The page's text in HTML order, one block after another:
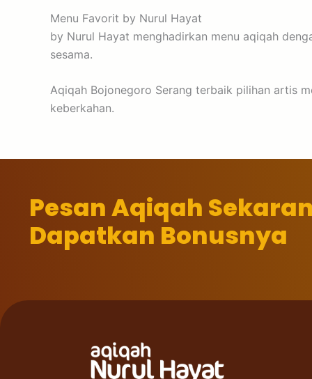
Menu Favorit by Nurul Hayat
by Nurul Hayat menghadirkan menu aqiqah
sesama.
Aqiqah Bojonegoro Serang terbaik pilihan artis
keberkahan.
Pesan Aqiqah
Dapatkan Bonusnya